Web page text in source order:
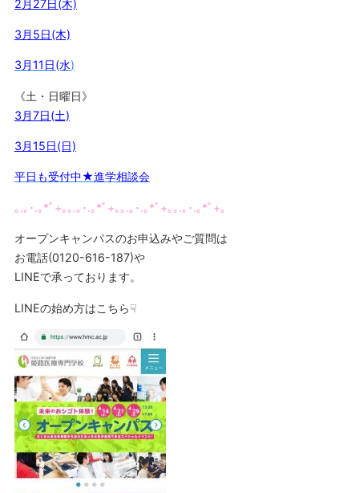
2月27日(木)
3月5日(木)
3月11日(水)
《土・日曜日》
3月7日(土)
3月15日(日)
平日も受付中★進学相談会
｡.｡･.｡*ﾟ+｡｡.｡･.｡*ﾟ+｡｡.｡･.｡*ﾟ+｡｡.｡･.｡*ﾟ+｡
オープンキャンパスのお申込みやご質問は
お電話(0120-616-187)や
LINEで承っております。
LINEの始め方はこちら☟